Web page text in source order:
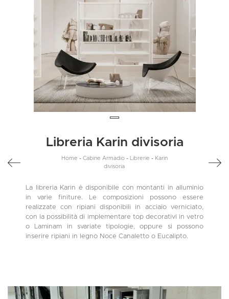
Libreria Karin divisoria
Home - Cabine Armadio- Librerie - Karin
divisoria
La libreria Karin è disponibile con montanti in alluminio
in varie finiture. Le composizioni possono essere
realizzate con ripiani disponibili in acciaio verniciato,
con la possibilità di implementare top decorativi in vetro
o Laminam in svariate tipologie, oppure si possono
inserire ripiani in legno Noce Canaletto o Eucalipto.